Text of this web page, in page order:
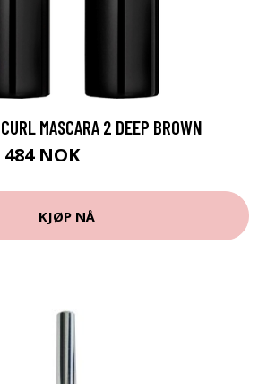
MASCARA 2 DEEP BROWN
484 NOK
KJØP NÅ